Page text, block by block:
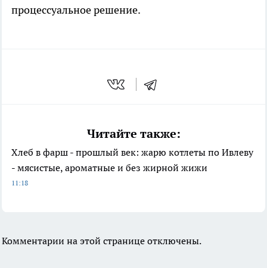
процессуальное решение.
Читайте также:
Хлеб в фарш - прошлый век: жарю котлеты по Ивлеву
- мясистые, ароматные и без жирной жижи
11:18
Комментарии на этой странице отключены.